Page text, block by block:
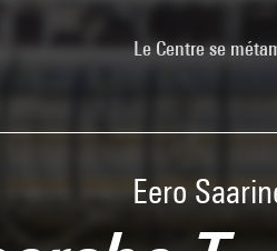
Le Centre se
Eero